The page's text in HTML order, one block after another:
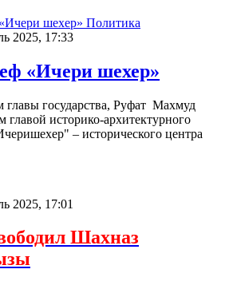
Политика
2025, 17:33
«Ичери шехер»
главы государства, Руфат Махмуд
главой историко-архитектурного
– исторического центра
2025, 17:01
Шахназ